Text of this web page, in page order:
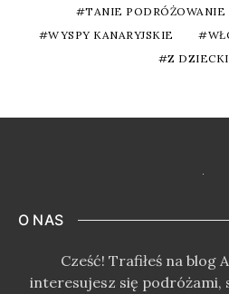
TANIE PODRÓŻOWANIE
WYSPY KANARYJSKIE
Z
O NAS
Cześć! Trafiłeś na blog
interesujesz się podróżami,